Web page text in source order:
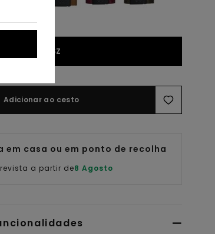
1SZ
Adicionar ao cesto
em casa ou em ponto de recolha
a partir de8 Agosto